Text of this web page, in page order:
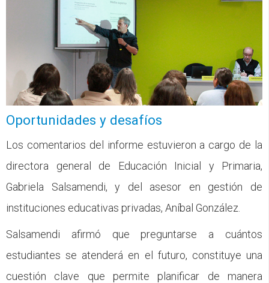
Oportunidades y desafíos
Los comentarios del informe estuvieron a cargo de la
directora general de Educación Inicial y Primaria,
Gabriela Salsamendi, y del asesor en gestión de
instituciones educativas privadas, Aníbal González.
Salsamendi afirmó que preguntarse a cuántos
estudiantes se atenderá en el futuro, constituye una
cuestión clave que permite planificar de manera